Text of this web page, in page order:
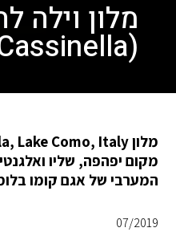
מלון וילה
(Villa la Cassinella)
מקום יפהפה, שליו
המערבי של אגם קומו
07/2019